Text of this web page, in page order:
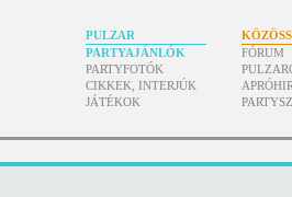
PULZAR
PARTYAJÁNLÓK
PARTYFOTÓK
CIKKEK, INTERJÚK
JÁTÉKOK
FÓRUM